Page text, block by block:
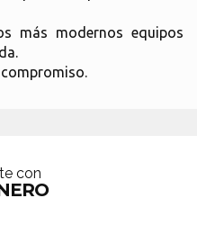
más modernos equipos
con